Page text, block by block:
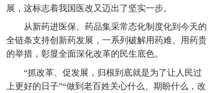
展，这标志着我国医改又迈出了坚实一步。
从新药进医保、药品集采常态化制度化到今天的
全链条支持创新药发展，一系列破解用药难、用药贵
的举措，彰显全面深化改革的民生底色。
“抓改革、促发展，归根到底就是为了让人民过
上更好的日子”“做到老百姓关心什么、期盼什么，改